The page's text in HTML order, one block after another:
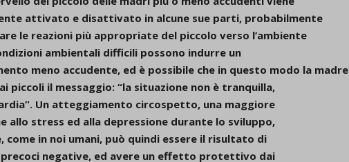
attivato e disattivato in alcune sue parti, probabilmente
le reazioni più appropriate del piccolo verso l’ambiente
ambientali difficili possono indurre un
meno accudente, ed è possibile che in questo modo la madre
piccoli il messaggio: “la situazione non è tranquilla,
Un atteggiamento circospetto, una maggiore
allo stress ed alla depressione durante lo sviluppo,
come in noi umani, può quindi essere il risultato di
precoci negative, ed avere un effetto protettivo dai
et-saved-post*
wpc*